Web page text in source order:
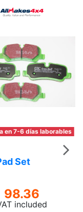
en 7-6 días laborables
Set
98.36
included